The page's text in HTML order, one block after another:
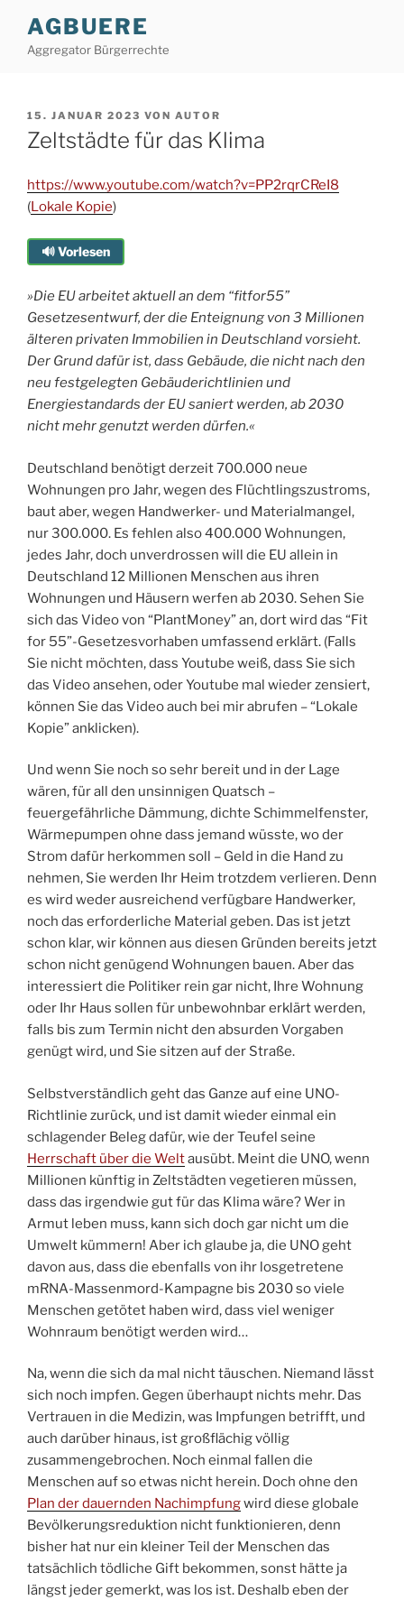
Inhalt
springen
AGBUERE
Aggregator Bürgerrechte
VERÖFFENTLICHT
AM
15. JANUAR 2023 VON AUTOR
Zeltstädte für das Klima
https://www.youtube.com/watch?v=PP2rqrCReI8
(Lokale Kopie)
🔊 Vorlesen
»Die EU arbeitet aktuell an dem “fitfor55”
Gesetzesentwurf, der die Enteignung von 3 Millionen
älteren privaten Immobilien in Deutschland vorsieht.
Der Grund dafür ist, dass Gebäude, die nicht nach den
neu festgelegten Gebäuderichtlinien und
Energiestandards der EU saniert werden, ab 2030
nicht mehr genutzt werden dürfen.«
Deutschland benötigt derzeit 700.000 neue
Wohnungen pro Jahr, wegen des Flüchtlingszustroms,
baut aber, wegen Handwerker- und Materialmangel,
nur 300.000. Es fehlen also 400.000 Wohnungen,
jedes Jahr, doch unverdrossen will die EU allein in
Deutschland 12 Millionen Menschen aus ihren
Wohnungen und Häusern werfen ab 2030. Sehen Sie
sich das Video von “PlantMoney” an, dort wird das “Fit
for 55”-Gesetzesvorhaben umfassend erklärt. (Falls
Sie nicht möchten, dass Youtube weiß, dass Sie sich
das Video ansehen, oder Youtube mal wieder zensiert,
können Sie das Video auch bei mir abrufen – “Lokale
Kopie” anklicken).
Und wenn Sie noch so sehr bereit und in der Lage
wären, für all den unsinnigen Quatsch –
feuergefährliche Dämmung, dichte Schimmelfenster,
Wärmepumpen ohne dass jemand wüsste, wo der
Strom dafür herkommen soll – Geld in die Hand zu
nehmen, Sie werden Ihr Heim trotzdem verlieren. Denn
es wird weder ausreichend verfügbare Handwerker,
noch das erforderliche Material geben. Das ist jetzt
schon klar, wir können aus diesen Gründen bereits jetzt
schon nicht genügend Wohnungen bauen. Aber das
interessiert die Politiker rein gar nicht, Ihre Wohnung
oder Ihr Haus sollen für unbewohnbar erklärt werden,
falls bis zum Termin nicht den absurden Vorgaben
genügt wird, und Sie sitzen auf der Straße.
Selbstverständlich geht das Ganze auf eine UNO-
Richtlinie zurück, und ist damit wieder einmal ein
schlagender Beleg dafür, wie der Teufel seine
Herrschaft über die Weltausübt. Meint die UNO, wenn
Millionen künftig in Zeltstädten vegetieren müssen,
dass das irgendwie gut für das Klima wäre? Wer in
Armut leben muss, kann sich doch gar nicht um die
Umwelt kümmern! Aber ich glaube ja, die UNO geht
davon aus, dass die ebenfalls von ihr losgetretene
mRNA-Massenmord-Kampagne bis 2030 so viele
Menschen getötet haben wird, dass viel weniger
Wohnraum benötigt werden wird…
Na, wenn die sich da mal nicht täuschen. Niemand lässt
sich noch impfen. Gegen überhaupt nichts mehr. Das
Vertrauen in die Medizin, was Impfungen betrifft, und
auch darüber hinaus, ist großflächig völlig
zusammengebrochen. Noch einmal fallen die
Menschen auf so etwas nicht herein. Doch ohne den
Plan der dauernden Nachimpfungwird diese globale
Bevölkerungsreduktion nicht funktionieren, denn
bisher hat nur ein kleiner Teil der Menschen das
tatsächlich tödliche Gift bekommen, sonst hätte ja
längst jeder gemerkt, was los ist. Deshalb eben der